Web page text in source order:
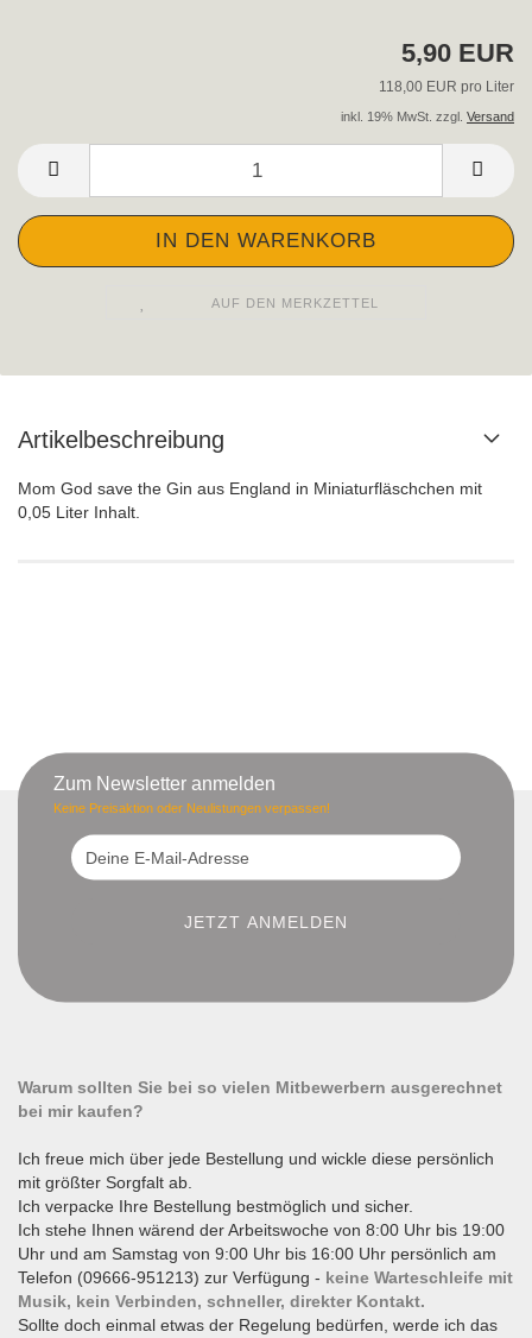
5,90 EUR
118,00 EUR pro Liter
inkl. 19% MwSt. zzgl. Versand
AUF DEN MERKZETTEL
Artikelbeschreibung
Mom God save the Gin aus England in Miniaturfläschchen mit
0,05 Liter Inhalt.
Zum Newsletter anmelden
Keine Preisaktion oder Neulistungen verpassen!
Warum sollten Sie bei so vielen Mitbewerbern ausgerechnet
bei mir kaufen?
Ich freue mich über jede Bestellung und wickle diese persönlich
mit größter Sorgfalt ab.
Ich verpacke Ihre Bestellung bestmöglich und sicher.
Ich stehe Ihnen wärend der Arbeitswoche von 8:00 Uhr bis 19:00
Uhr und am Samstag von 9:00 Uhr bis 16:00 Uhr persönlich am
Telefon (09666-951213) zur Verfügung - keine Warteschleife mit
Musik, kein Verbinden, schneller, direkter Kontakt.
Sollte doch einmal etwas der Regelung bedürfen, werde ich das